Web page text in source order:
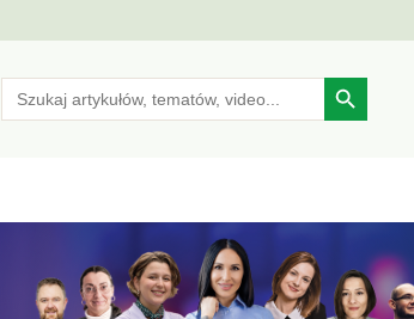
Search
for:
Search Button